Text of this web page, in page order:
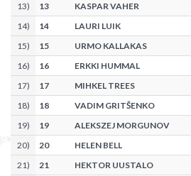
13) 13 KASPAR VAHER
14) 14 LAURI LUIK
15) 15 URMO KALLAKAS
16) 16 ERKKI HUMMAL
17) 17 MIHKEL TREES
18) 18 VADIM GRITŠENKO
19) 19 ALEKSZEJ MORGUNOV
20) 20 HELEN BELL
21) 21 HEKTOR UUSTALO